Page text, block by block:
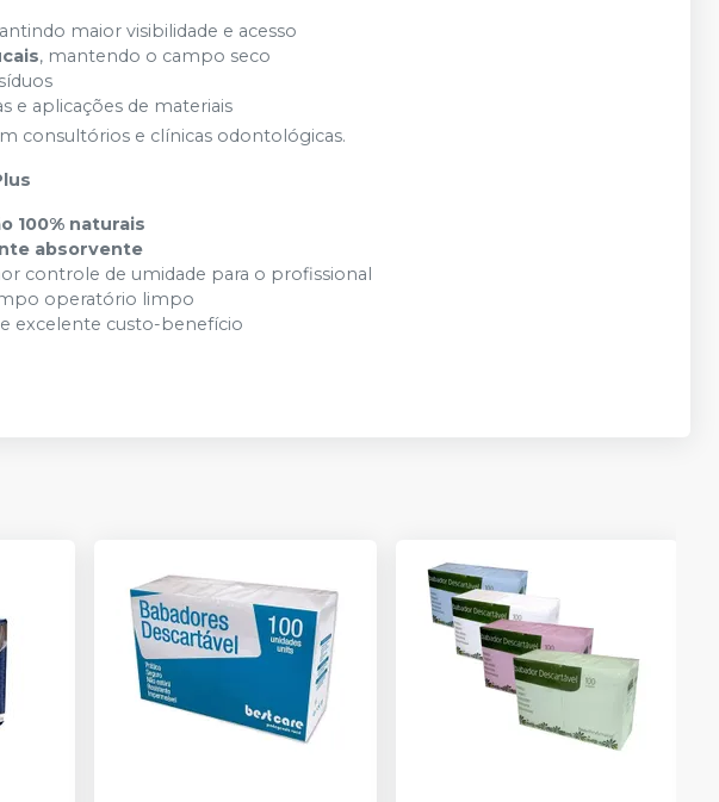
maior visibilidade e acesso
, mantendo o campo seco
e aplicações de materiais
consultórios e clínicas odontológicas.
100% naturais
absorvente
controle de umidade para o profissional
operatório limpo
excelente custo-benefício